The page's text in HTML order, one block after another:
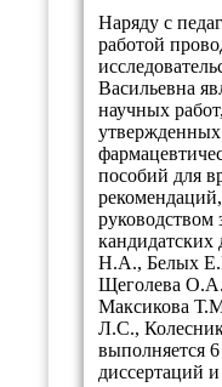
Наряду с
работой
Васильевна
научных
пособий для
кандидатских
Н.А., Белых
Щеголева
Максикова
Л.С.,
выполняется
диссертаций